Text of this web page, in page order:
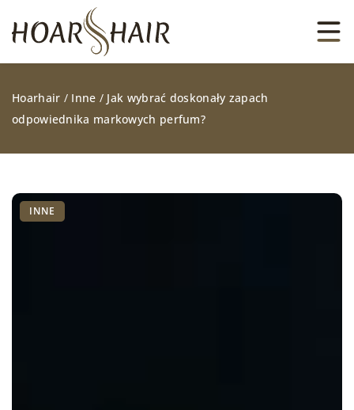
Hoarhair / Inne / Jak wybrać doskonały zapach
odpowiednika markowych perfum?
INNE